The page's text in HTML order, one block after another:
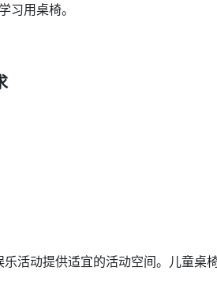
习用桌椅。
活动提供适宜的活动空间。儿童桌